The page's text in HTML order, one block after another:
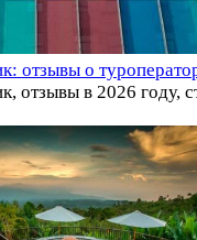
отзывы о
отзывы в 2026 году,